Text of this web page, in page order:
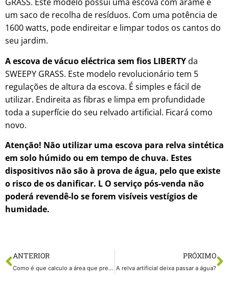
GRASS. Este modelo possui uma escova com arame e
um saco de recolha de resíduos. Com uma potência de
1600 watts, pode endireitar e limpar todos os cantos do
seu jardim.
A escova de vácuo eléctrica sem fios LIBERTYda
SWEEPY GRASS. Este modelo revolucionário tem 5
regulações de altura da escova. É simples e fácil de
utilizar. Endireita as fibras e limpa em profundidade
toda a superfície do seu relvado artificial. Ficará como
novo.
Atenção! Não utilizar uma escova para relva sintética
em solo húmido ou em tempo de chuva. Estes
dispositivos não são à prova de água, pelo que existe
o risco de os danificar. L O serviço pós-venda não
poderá revendê-lo se forem visíveis vestígios de
humidade.
ANTERIOR
Como é que calculo a área que preciso de cobrir com relva artificial? Criar um esquema
PRÓXIMO
A relva artificial deixa passar a água?